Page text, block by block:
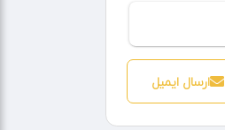
ارسال ایمیل